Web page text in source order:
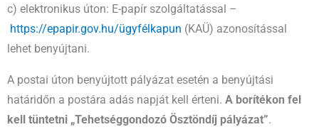
c) elektronikus úton: E-papír szolgáltatással –
https://epapir.gov.hu/ügyfélkapun (KAÜ) azonosítással
lehet benyújtani.
A postai úton benyújtott pályázat esetén a benyújtási
határidőn a postára adás napját kell érteni. A borítékon fel
kell tüntetni „Tehetséggondozó Ösztöndíj pályázat”.